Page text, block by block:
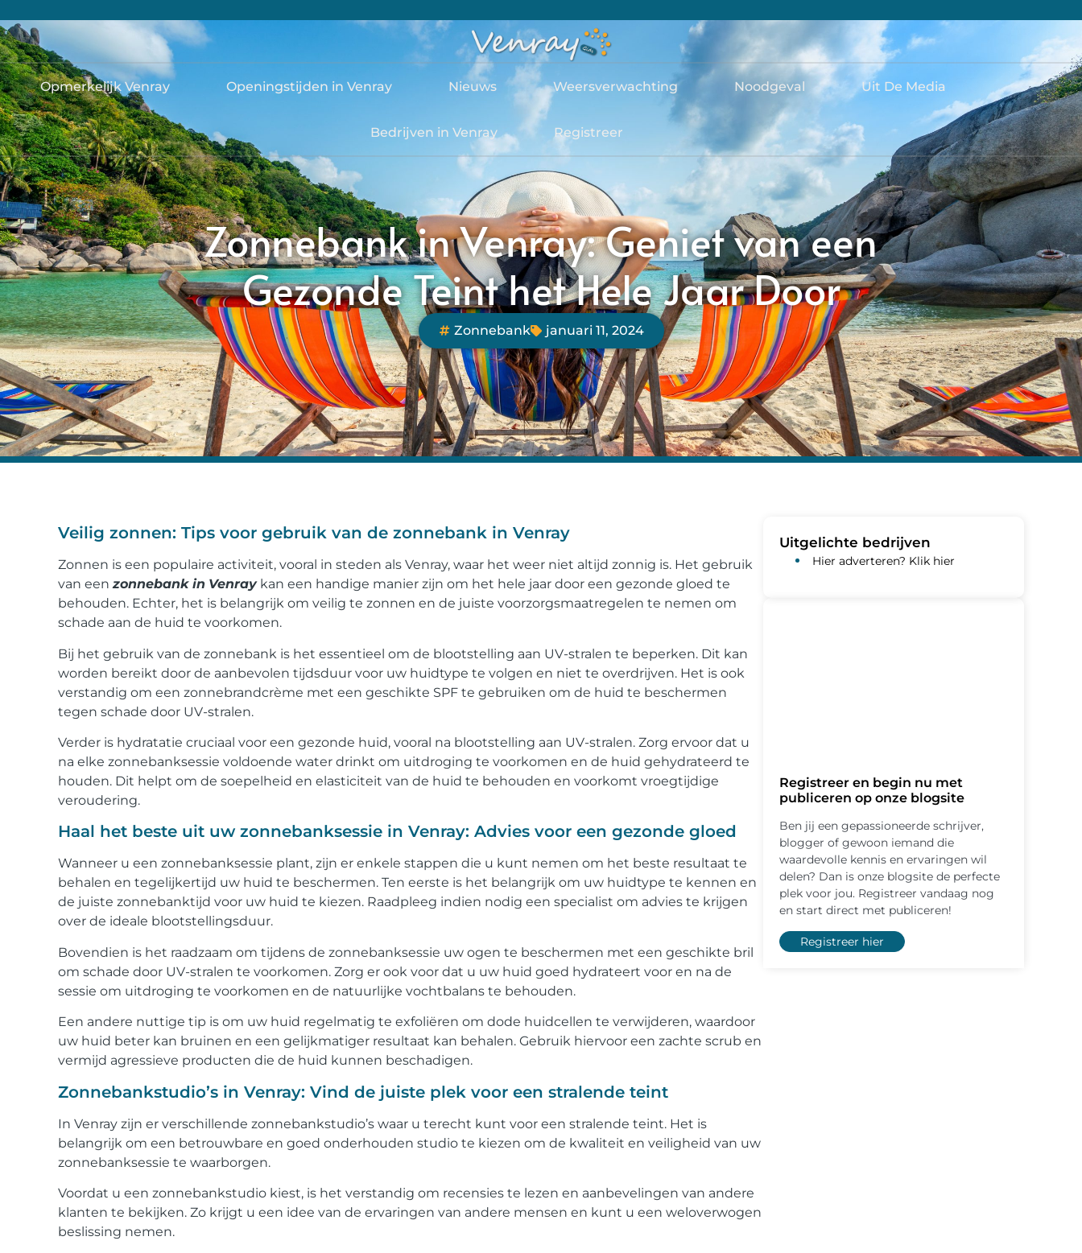
Opmerkelijk Venray Openingstijden in Venray Nieuws Weersverwachting Noodgeval Uit De Media
Bedrijven in Venray Registreer
Zonnebank in Venray: Geniet van een
Gezonde Teint het Hele Jaar Door
Zonnebank januari 11, 2024
Veilig zonnen: Tips voor gebruik van de zonnebank in Venray
Zonnen is een populaire activiteit, vooral in steden als Venray, waar het weer niet altijd zonnig is. Het gebruik
van eenzonnebank in Venraykan een handige manier zijn om het hele jaar door een gezonde gloed te
behouden. Echter, het is belangrijk om veilig te zonnen en de juiste voorzorgsmaatregelen te nemen om
schade aan de huid te voorkomen.
Bij het gebruik van de zonnebank is het essentieel om de blootstelling aan UV-stralen te beperken. Dit kan
worden bereikt door de aanbevolen tijdsduur voor uw huidtype te volgen en niet te overdrijven. Het is ook
verstandig om een zonnebrandcrème met een geschikte SPF te gebruiken om de huid te beschermen
tegen schade door UV-stralen.
Verder is hydratatie cruciaal voor een gezonde huid, vooral na blootstelling aan UV-stralen. Zorg ervoor dat u
na elke zonnebanksessie voldoende water drinkt om uitdroging te voorkomen en de huid gehydrateerd te
houden. Dit helpt om de soepelheid en elasticiteit van de huid te behouden en voorkomt vroegtijdige
veroudering.
Haal het beste uit uw zonnebanksessie in Venray: Advies voor een gezonde gloed
Wanneer u een zonnebanksessie plant, zijn er enkele stappen die u kunt nemen om het beste resultaat te
behalen en tegelijkertijd uw huid te beschermen. Ten eerste is het belangrijk om uw huidtype te kennen en
de juiste zonnebanktijd voor uw huid te kiezen. Raadpleeg indien nodig een specialist om advies te krijgen
over de ideale blootstellingsduur.
Bovendien is het raadzaam om tijdens de zonnebanksessie uw ogen te beschermen met een geschikte bril
om schade door UV-stralen te voorkomen. Zorg er ook voor dat u uw huid goed hydrateert voor en na de
sessie om uitdroging te voorkomen en de natuurlijke vochtbalans te behouden.
Een andere nuttige tip is om uw huid regelmatig te exfoliëren om dode huidcellen te verwijderen, waardoor
uw huid beter kan bruinen en een gelijkmatiger resultaat kan behalen. Gebruik hiervoor een zachte scrub en
vermijd agressieve producten die de huid kunnen beschadigen.
Zonnebankstudio’s in Venray: Vind de juiste plek voor een stralende teint
In Venray zijn er verschillende zonnebankstudio’s waar u terecht kunt voor een stralende teint. Het is
belangrijk om een betrouwbare en goed onderhouden studio te kiezen om de kwaliteit en veiligheid van uw
zonnebanksessie te waarborgen.
Voordat u een zonnebankstudio kiest, is het verstandig om recensies te lezen en aanbevelingen van andere
klanten te bekijken. Zo krijgt u een idee van de ervaringen van andere mensen en kunt u een weloverwogen
beslissing nemen.
Uitgelichte bedrijven
Hier adverteren? Klik hier
Registreer en begin nu met
publiceren op onze blogsite
Ben jij een gepassioneerde schrijver,
blogger of gewoon iemand die
waardevolle kennis en ervaringen wil
delen? Dan is onze blogsite de perfecte
plek voor jou. Registreer vandaag nog
en start direct met publiceren!
Registreer hier